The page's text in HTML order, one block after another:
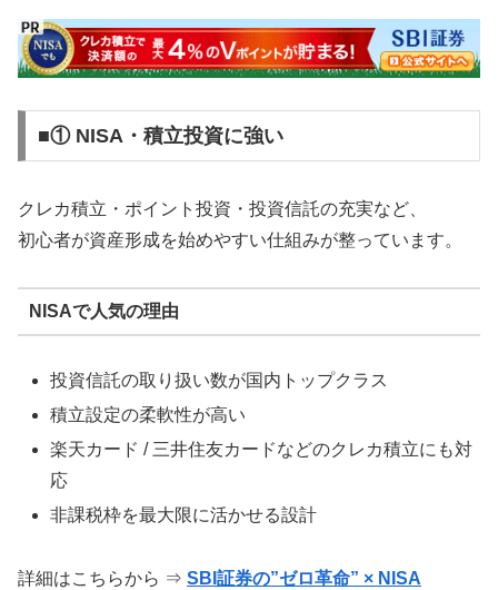
■① NISA・積立投資に強い
クレカ積立・ポイント投資・投資信託の充実など、
初心者が資産形成を始めやすい仕組みが整っています。
NISAで人気の理由
投資信託の取り扱い数が国内トップクラス
積立設定の柔軟性が高い
楽天カード / 三井住友カードなどのクレカ積立にも対
応
非課税枠を最大限に活かせる設計
詳細はこちらから ⇒ SBI証券の”ゼロ革命” × NISA